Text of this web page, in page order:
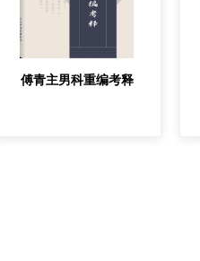
傅青主男科重编考释